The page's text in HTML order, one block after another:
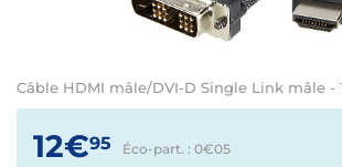
Câble HDMI mâle/DVI-D Single Link mâle -
12€95 Éco-part. : 0€05